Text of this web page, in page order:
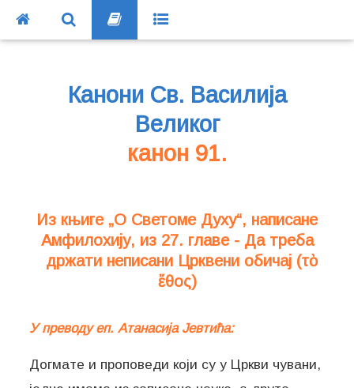
Канони Св. Василија
Великог
канон 91.
Из књиге „О Светоме Духу“, написане
Амфилохију, из 27. главе - Да треба
држати неписани Црквени обичај (τὸ
ἔθος)
У преводу еп. Атанасија Јевтића:
Догмате и проповеди који су у Цркви чувани,